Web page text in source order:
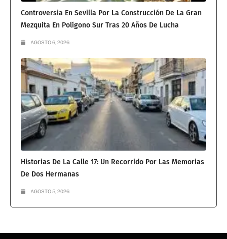
Controversia En Sevilla Por La Construcción De La Gran
Mezquita En Polígono Sur Tras 20 Años De Lucha
AGOSTO 6, 2026
Historias De La Calle 17: Un Recorrido Por Las Memorias
De Dos Hermanas
AGOSTO 5, 2026